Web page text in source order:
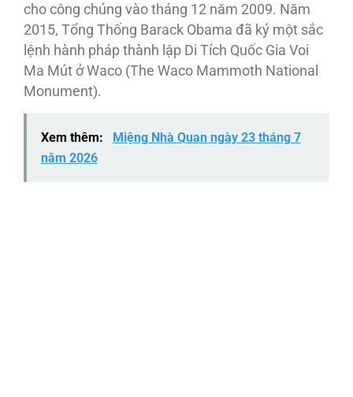
cho công chúng vào tháng 12 năm 2009. Năm
2015, Tổng Thống Barack Obama đã ký một sắc
lệnh hành pháp thành lập Di Tích Quốc Gia Voi
Ma Mút ở Waco (The Waco Mammoth National
Monument).
Xem thêm:
Miệng Nhà Quan ngày 23 tháng 7
năm 2026